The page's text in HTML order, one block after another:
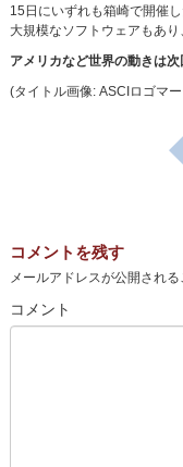
15日にいずれも箱崎で開催
大規模なソフトウェアもあ
アメリカなど世界の動きは次
(タイトル画像: ASCIロゴマ
コメントを残す
メールアドレスが公開される
コメント